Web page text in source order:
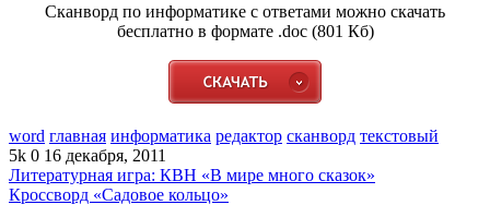
Сканворд по информатике с ответами можно скачать
бесплатно в формате .doc (801 Кб)
word главная информатика редактор сканворд текстовый
5k 0 16 декабря, 2011
Литературная игра: КВН «В мире много сказок»
Кроссворд «Садовое кольцо»